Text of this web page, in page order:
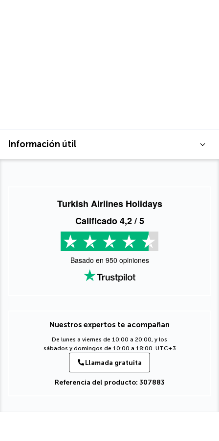
Información útil
Turkish Airlines Holidays
Calificado4,2/ 5
Basado en 950 opiniones
Nuestros expertos te acompañan
De lunes a viernes de 10:00 a 20:00, y los
sábados y domingos de 10:00 a 18:00. UTC+3
Llamada gratuita
Referencia del producto: 307883